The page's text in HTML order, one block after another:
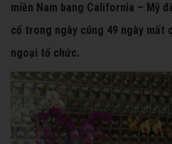
miền Nam bang California – Mỹ
cổ trong ngày cúng 49 ngày mất
ngoại tổ chức.